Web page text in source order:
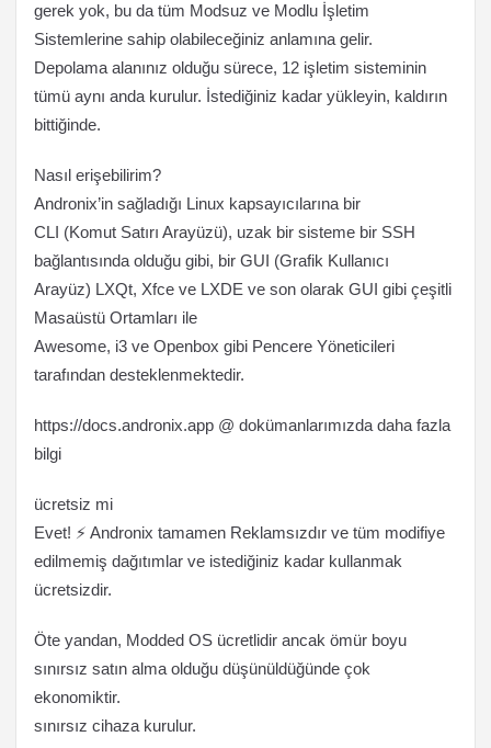
gerek yok, bu da tüm Modsuz ve Modlu İşletim
Sistemlerine sahip olabileceğiniz anlamına gelir.
Depolama alanınız olduğu sürece, 12 işletim sisteminin
tümü aynı anda kurulur. İstediğiniz kadar yükleyin, kaldırın
bittiğinde.
Nasıl erişebilirim?
Andronix’in sağladığı Linux kapsayıcılarına bir
CLI (Komut Satırı Arayüzü), uzak bir sisteme bir SSH
bağlantısında olduğu gibi, bir GUI (Grafik Kullanıcı
Arayüz) LXQt, Xfce ve LXDE ve son olarak GUI gibi çeşitli
Masaüstü Ortamları ile
Awesome, i3 ve Openbox gibi Pencere Yöneticileri
tarafından desteklenmektedir.
https://docs.andronix.app @ dokümanlarımızda daha fazla
bilgi
ücretsiz mi
Evet! ⚡️ Andronix tamamen Reklamsızdır ve tüm modifiye
edilmemiş dağıtımlar ve istediğiniz kadar kullanmak
ücretsizdir.
Öte yandan, Modded OS ücretlidir ancak ömür boyu
sınırsız satın alma olduğu düşünüldüğünde çok
ekonomiktir.
sınırsız cihaza kurulur.